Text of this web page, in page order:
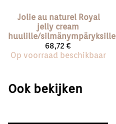
Jolie au naturel Royal
jelly cream
huulille/silmänympäryksille
68,72 €
Op voorraad beschikbaar
Ook bekijken